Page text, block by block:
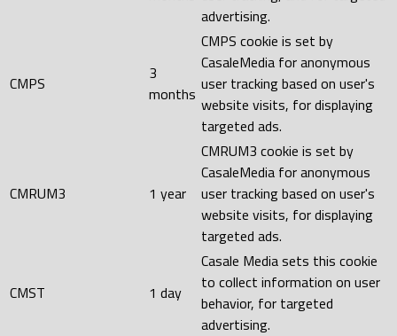
advertising.
CMPS
3
months
CMPS cookie is set by
CasaleMedia for anonymous
user tracking based on user's
website visits, for displaying
targeted ads.
CMRUM3 1 year
CMRUM3 cookie is set by
CasaleMedia for anonymous
user tracking based on user's
website visits, for displaying
targeted ads.
CMST 1 day
Casale Media sets this cookie
to collect information on user
behavior, for targeted
advertising.